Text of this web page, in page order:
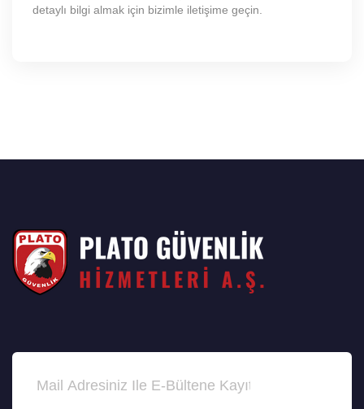
detaylı bilgi almak için bizimle iletişime geçin.